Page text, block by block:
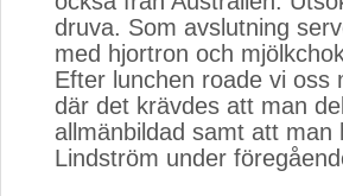
druva. Som avslutning
med hjortron och
Efter lunchen roade vi oss
där det krävdes att man
allmänbildad samt att
Lindström under